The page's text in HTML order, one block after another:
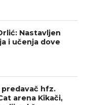
Nastavljen
i učenja dove
predavač hfz.
arena Kikači,